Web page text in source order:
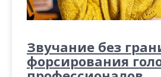
Звучание без
форсирования